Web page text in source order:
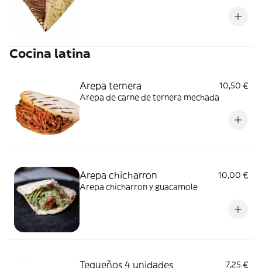
Cocina latina
Arepa ternera
10,50 €
Arepa de carne de ternera mechada
Arepa chicharron
10,00 €
Arepa chicharron y guacamole
Tequeños 4 unidades
7,25 €